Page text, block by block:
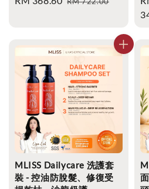
MLISS Dailycare 洗護套
裝 - 控油防脫髮、修復受